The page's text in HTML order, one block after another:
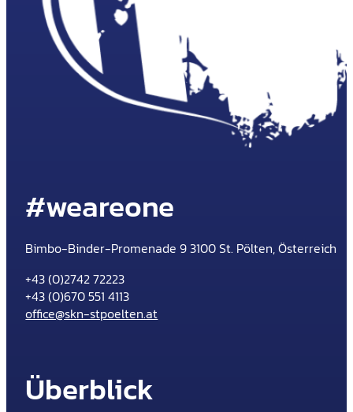
#weareone
Bimbo-Binder-Promenade 9 3100 St. Pölten, Österreich
+43 (0)2742 72223
+43 (0)670 551 4113
office@skn-stpoelten.at
Überblick